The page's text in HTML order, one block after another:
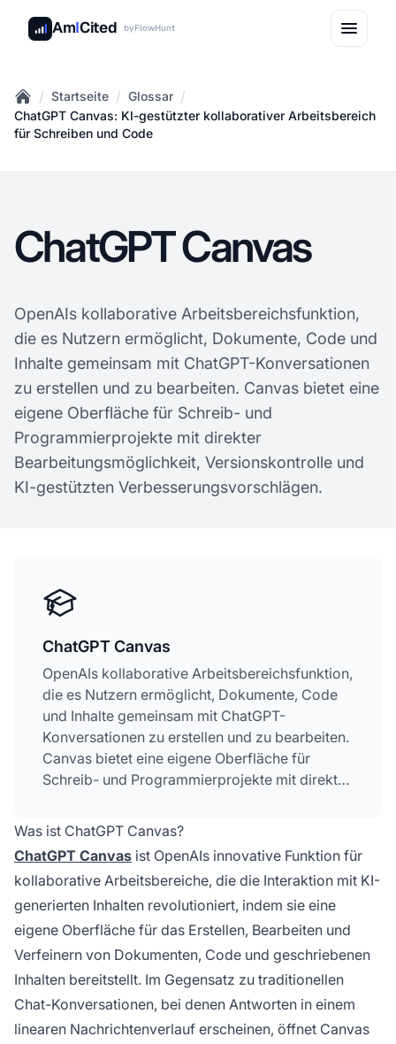
AmICited byFlowHunt
Home
/ Startseite / Glossar /
ChatGPT Canvas: KI-gestützter kollaborativer Arbeitsbereich
für Schreiben und Code
ChatGPT Canvas
OpenAIs kollaborative Arbeitsbereichsfunktion,
die es Nutzern ermöglicht, Dokumente, Code und
Inhalte gemeinsam mit ChatGPT-Konversationen
zu erstellen und zu bearbeiten. Canvas bietet eine
eigene Oberfläche für Schreib- und
Programmierprojekte mit direkter
Bearbeitungsmöglichkeit, Versionskontrolle und
KI-gestützten Verbesserungsvorschlägen.
ChatGPT Canvas
OpenAIs kollaborative Arbeitsbereichsfunktion,
die es Nutzern ermöglicht, Dokumente, Code
und Inhalte gemeinsam mit ChatGPT-
Konversationen zu erstellen und zu bearbeiten.
Canvas bietet eine eigene Oberfläche für
Schreib- und Programmierprojekte mit direkter
und KI-gestützten Verbesserungsvorschlägen.
Was ist ChatGPT Canvas?
ChatGPT Canvas ist OpenAIs innovative Funktion für
kollaborative Arbeitsbereiche, die die Interaktion mit KI-
generierten Inhalten revolutioniert, indem sie eine
eigene Oberfläche für das Erstellen, Bearbeiten und
Verfeinern von Dokumenten, Code und geschriebenen
Inhalten bereitstellt. Im Gegensatz zu traditionellen
Chat-Konversationen, bei denen Antworten in einem
linearen Nachrichtenverlauf erscheinen, öffnet Canvas